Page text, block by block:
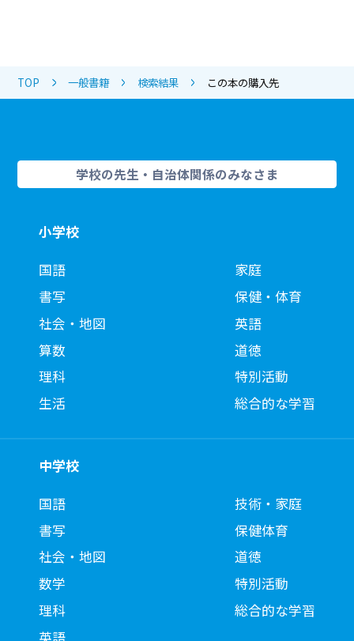
TOP 一般書籍 検索結果 この本の購入先
学校の先生・自治体関係のみなさま
小学校
国語
書写
社会・地図
算数
理科
生活
家庭
保健・体育
英語
道徳
特別活動
総合的な学習
中学校
国語
書写
社会・地図
数学
理科
技術・家庭
保健体育
道徳
特別活動
総合的な学習